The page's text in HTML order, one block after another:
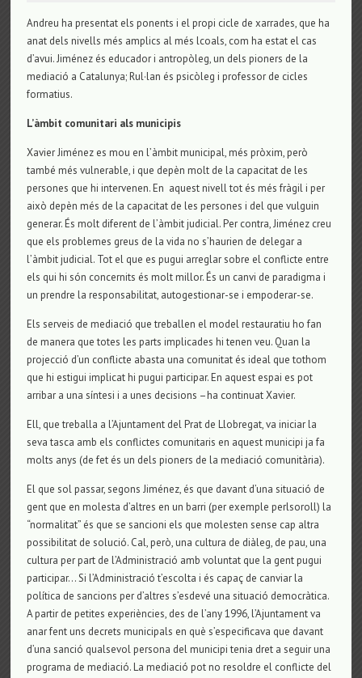
Andreu ha presentat els ponents i el propi cicle de xarrades, que ha
anat dels nivells més amplics al més lcoals, com ha estat el cas
d’avui. Jiménez és educador i antropòleg, un dels pioners de la
mediació a Catalunya; Rul·lan és psicòleg i professor de cicles
formatius.
L’àmbit comunitari als municipis
Xavier Jiménez es mou en l’àmbit municipal, més pròxim, però
també més vulnerable, i que depèn molt de la capacitat de les
persones que hi intervenen. En aquest nivell tot és més fràgil i per
això depèn més de la capacitat de les persones i del que vulguin
generar. És molt diferent de l’àmbit judicial. Per contra, Jiménez creu
que els problemes greus de la vida no s’haurien de delegar a
l’àmbit judicial. Tot el que es pugui arreglar sobre el conflicte entre
els qui hi són concernits és molt millor. És un canvi de paradigma i
un prendre la responsabilitat, autogestionar-se i empoderar-se.
Els serveis de mediació que treballen el model restauratiu ho fan
de manera que totes les parts implicades hi tenen veu. Quan la
projecció d’un conflicte abasta una comunitat és ideal que tothom
que hi estigui implicat hi pugui participar. En aquest espai es pot
arribar a una síntesi i a unes decisions –ha continuat Xavier.
Ell, que treballa a l’Ajuntament del Prat de Llobregat, va iniciar la
seva tasca amb els conflictes comunitaris en aquest municipi ja fa
molts anys (de fet és un dels pioners de la mediació comunitària).
El que sol passar, segons Jiménez, és que davant d’una situació de
gent que en molesta d’altres en un barri (per exemple perlsoroll) la
“normalitat” és que se sancioni els que molesten sense cap altra
possibilitat de solució. Cal, però, una cultura de diàleg, de pau, una
cultura per part de l’Administració amb voluntat que la gent pugui
participar… Si l’Administració t’escolta i és capaç de canviar la
política de sancions per d’altres s’esdevé una situació democràtica.
A partir de petites experiències, des de l’any 1996, l’Ajuntament va
anar fent uns decrets municipals en què s’especificava que davant
d’una sanció qualsevol persona del municipi tenia dret a seguir una
programa de mediació. La mediació pot no resoldre el conflicte del